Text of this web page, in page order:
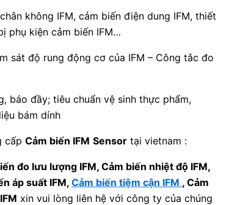
không IFM, cảm biến điện dung IFM, thiết
phụ kiện cảm biến IFM…
sát độ rung động cơ của IFM – Công tắc đo
báo đầy; tiêu chuẩn vệ sinh thực phẩm,
bám dính
cấp Cảm biến IFM Sensor tại vietnam :
đo lưu lượng IFM, Cảm biến nhiệt độ IFM,
áp suất IFM, Cảm biến tiệm cận IFM , Cảm
xin vui lòng liên hệ với công ty của chúng